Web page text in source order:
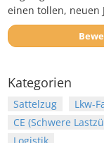
einen tollen, neuen
Kategorien
Sattelzug
Lkw-
CE (Schwere